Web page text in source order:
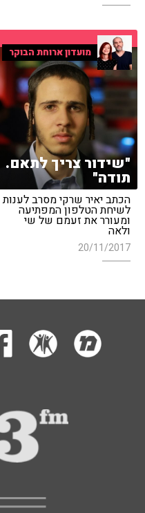
מועדון ארוחת הבוקר
"שידור צריך לתאם.
תודה"
הכתב יאיר שרקי מסרב לענות
לשיחת הטלפון המפתיעה
ומעורר את זעמם של שי
ולאה
20/11/2017